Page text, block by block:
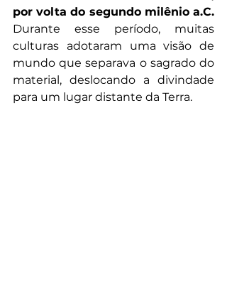
Durante esse período, muitas
culturas adotaram uma visão de
mundo que separava o sagrado do
material, deslocando a divindade
para um lugar distante da Terra.